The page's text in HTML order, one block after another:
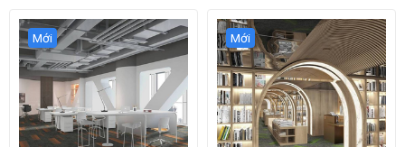
Mới Mới